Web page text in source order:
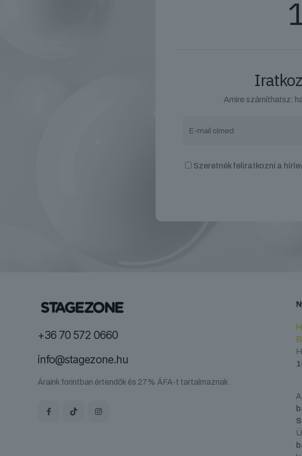
Amire számíthatsz:
Szeretnék feliratkozni a
+36 70 572 0660
info@stagezone.hu
Áraink forintban értendők és 27% ÁFA-t tartalmaznak.